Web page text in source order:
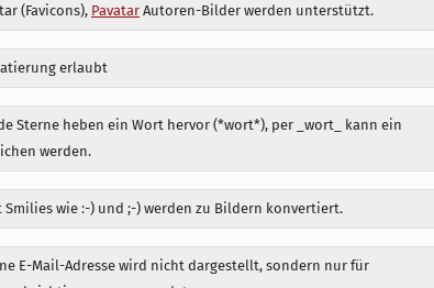
(Favicons), PavatarAutoren-Bilder werden unterstützt.
erlaubt
Sterne heben ein Wort hervor (*wort*), per _wort_ kann ein
werden.
Smilies wie :-) und ;-) werden zu Bildern konvertiert.
E-Mail-Adresse wird nicht dargestellt, sondern nur für